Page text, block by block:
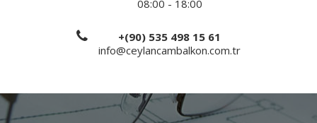
08:00 - 18:00
+(90) 535 498 15 61
info@ceylancambalkon.com.tr